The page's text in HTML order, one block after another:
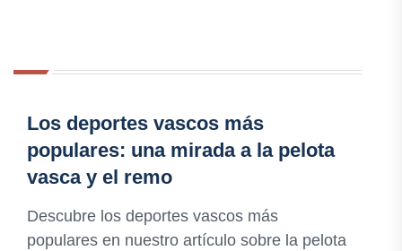
Los deportes vascos más
populares: una mirada a la pelota
vasca y el remo
Descubre los deportes vascos más
populares en nuestro artículo sobre la pelota